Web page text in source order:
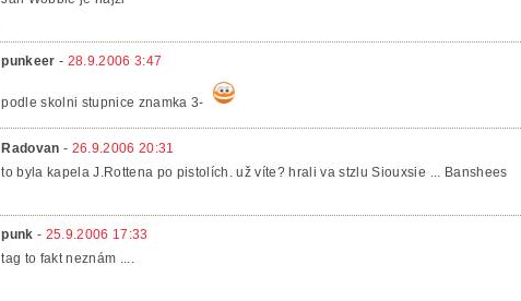
punkeer - 28.9.2006 3:47
podle skolni stupnice znamka 3-
Radovan - 26.9.2006 20:31
to byla kapela J.Rottena po pistolích. už víte? hrali va stzlu Siouxsie ... Banshees
punk - 25.9.2006 17:33
tag to fakt neznám ....